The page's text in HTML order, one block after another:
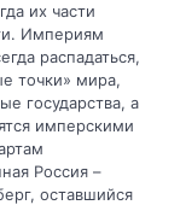
их части
Империям
распадаться,
точки» мира,
государства, а
имперскими
Россия –
оставшийся